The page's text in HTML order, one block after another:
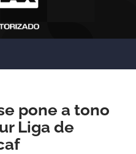
pone a tono
Liga de